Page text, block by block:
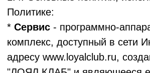
* Заказчик- лицо, заключившее с ООО
"ЛОЯЛ КЛАБ" договор, предполагающий
передачу персональных данных Заказчиком
ООО "ЛОЯЛ КЛАБ" и обработку ООО
"ЛОЯЛ КЛАБ" таких персональных данных.
*Клиент Заказчика- физическое лицо,